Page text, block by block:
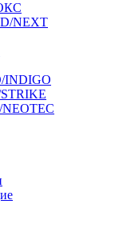
NEXT
INDIGO